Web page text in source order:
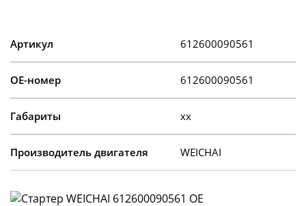
Артикул 612600090561
OE-номер 612600090561
Габариты xx
Производитель двигателя WEICHAI